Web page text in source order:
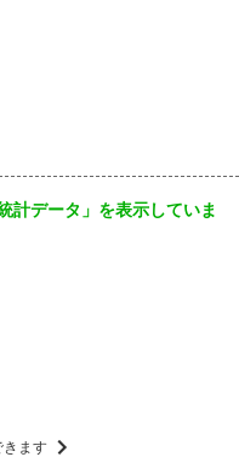
計データ」を表示していま
きます